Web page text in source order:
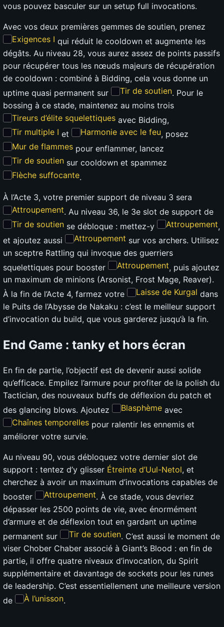
vous pouvez basculer sur un setup full invocations.
Avec vos deux premières gemmes de soutien, prenez
Exigences I qui réduit le cooldown et augmente les
dégâts. Au niveau 28, vous aurez assez de points passifs
pour récupérer tous les nœuds majeurs de récupération
de cooldown : combiné à Bidding, cela vous donne un
uptime quasi permanent sur
Tir de soutien. Pour le
bossing à ce stade, maintenez au moins trois
Tireurs d’élite squelettiques avec Bidding,
Tir multiple I et Harmonie avec le feu, posez
Mur de flammes pour enflammer, lancez
Tir de soutien sur cooldown et spammez
Flèche suffocante.
À l’Acte 3, votre premier support de niveau 3 sera
Attroupement. Au niveau 36, le 3e slot de support de
Tir de soutien se débloque : mettez-y Attroupement,
et ajoutez aussi
Attroupement sur vos archers. Utilisez
un sceptre Rattling qui invoque des guerriers
squelettiques pour booster
Attroupement, puis ajoutez
un maximum de minions (Arsonist, Frost Mage, Reaver).
À la fin de l’Acte 4, farmez votre
Laisse de Kurgal dans
le Puits de l’Abysse de Nakaku : c’est le meilleur support
d’invocation du build, que vous garderez jusqu’à la fin.
End Game : tanky et hors écran
En fin de partie, l’objectif est de devenir aussi solide
qu’efficace. Empilez l’armure pour profiter de la polish du
Tactician, des nouveaux buffs de déflexion du patch et
des glancing blows. Ajoutez
Blasphème avec
Chaînes temporelles pour ralentir les ennemis et
améliorer votre survie.
Au niveau 90, vous débloquez votre dernier slot de
support : tentez d’y glisser Étreinte d’Uul-Netol, et
cherchez à avoir un maximum d’invocations capables de
booster
Attroupement. À ce stade, vous devriez
dépasser les 2500 points de vie, avec énormément
d’armure et de déflexion tout en gardant un uptime
permanent sur
Tir de soutien. C’est aussi le moment de
viser Chober Chaber associé à Giant’s Blood : en fin de
partie, il offre quatre niveaux d’invocation, du Spirit
supplémentaire et davantage de sockets pour les runes
de leadership. C’est essentiellement une meilleure version
de
À l’unisson.